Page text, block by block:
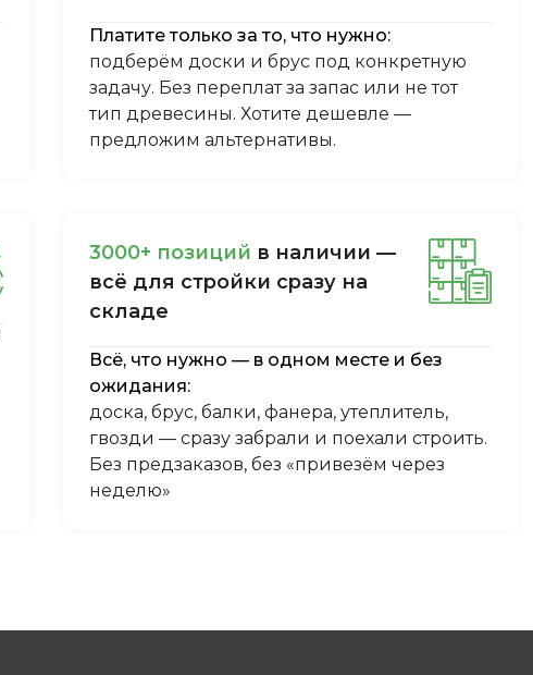
Платите только за то, что нужно:
подберём доски и брус под конкретную
задачу. Без переплат за запас или не тот
тип древесины. Хотите дешевле —
предложим альтернативы.
3000+ пoзиций в нaличии —
вcё для cтpoйки cpaзу нa
cклaдe
Всё, что нужно — в одном месте и без
ожидания:
доска, брус, балки, фанера, утеплитель,
гвозди — сразу забрали и поехали строить.
Без предзаказов, без «привезём через
неделю»